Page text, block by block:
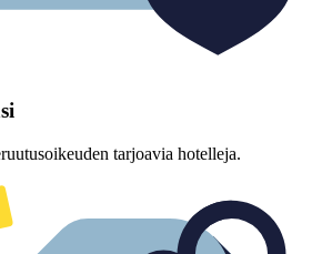
tarjoavia hotelleja.